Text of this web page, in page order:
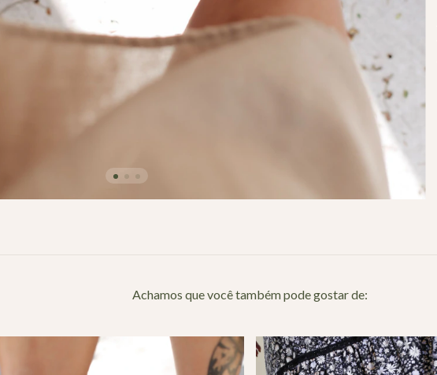
Achamos que você também pode gostar de: